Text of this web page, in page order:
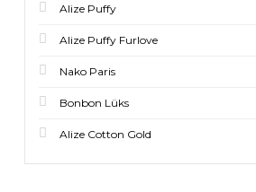
Alize Puffy
Alize Puffy Furlove
Nako Paris
Bonbon Lüks
Alize Cotton Gold